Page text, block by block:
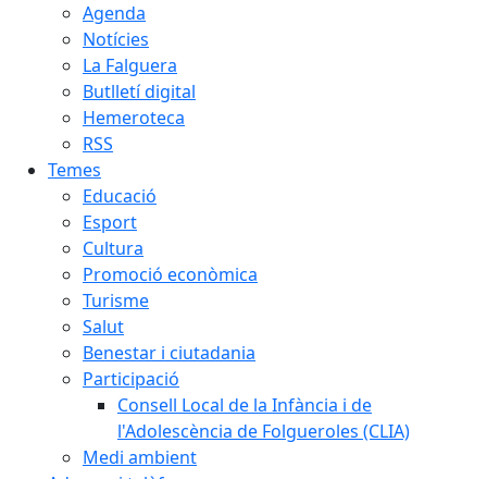
Agenda
Notícies
La Falguera
Butlletí digital
Hemeroteca
RSS
Temes
Educació
Esport
Cultura
Promoció econòmica
Turisme
Salut
Benestar i ciutadania
Participació
Consell Local de la Infància i de
l'Adolescència de Folgueroles (CLIA)
Medi ambient